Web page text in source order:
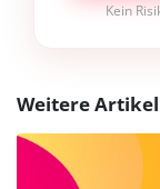
Kein
Weitere Artikel